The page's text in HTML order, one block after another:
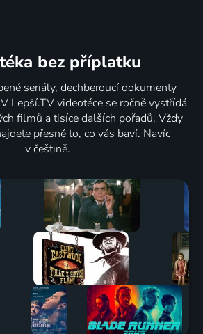
bez příplatku
seriály, dechberoucí dokumenty
Lepší.TV videotéce se ročně vystřídá
filmů a tisíce dalších pořadů. Vždy
přesně to, co vás baví. Navíc
v češtině.